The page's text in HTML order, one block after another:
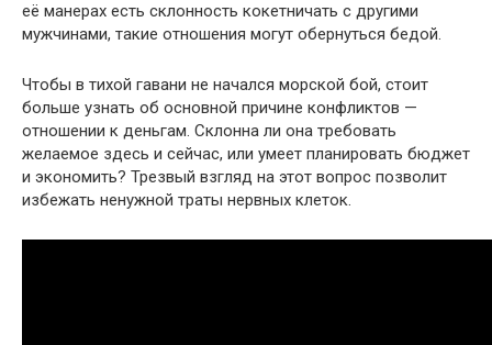
её манерах есть склонность кокетничать с другими
мужчинами, такие отношения могут обернуться бедой.
Чтобы в тихой гавани не начался морской бой, стоит
больше узнать об основной причине конфликтов —
отношении к деньгам. Склонна ли она требовать
желаемое здесь и сейчас, или умеет планировать бюджет
и экономить? Трезвый взгляд на этот вопрос позволит
избежать ненужной траты нервных клеток.